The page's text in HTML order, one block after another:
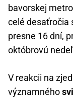
bavorskej
celé desaťročia
presne 16 dní,
októbrovú
V reakcii na
významného